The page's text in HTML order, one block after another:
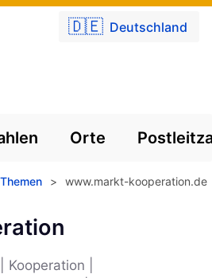
🇩🇪 Deutschland
Orte
Themen > www.markt-kooperation.de
|